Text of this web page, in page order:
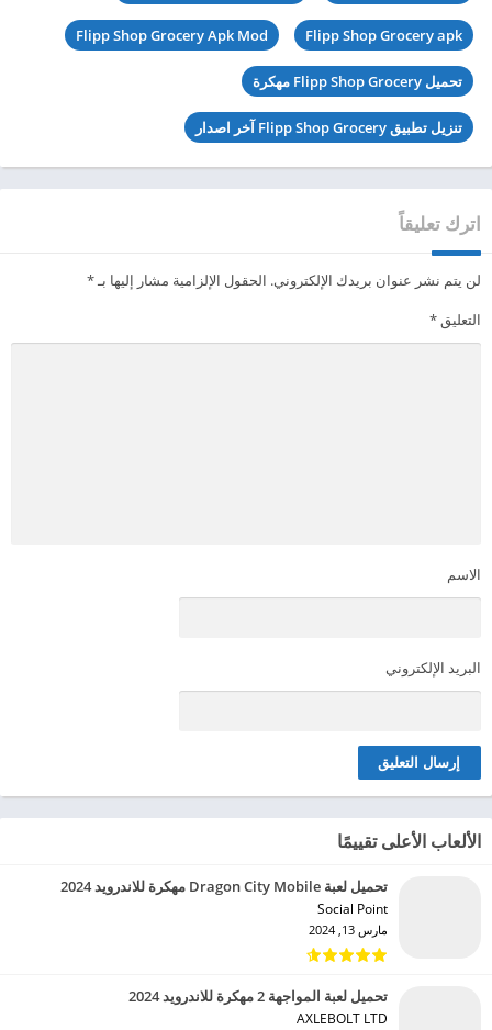
Flipp Shop Grocery apk
Flipp Shop Grocery Apk Mod
تحميل Flipp Shop Grocery مهكرة
تنزيل تطبيق Flipp Shop Grocery آخر اصدار
اترك تعليقاً
لن يتم نشر عنوان بريدك الإلكتروني. الحقول الإلزامية مشار إليها بـ*
التعليق*
الاسم
البريد الإلكتروني
الألعاب الأعلى تقييمًا
تحميل لعبة Dragon City Mobile مهكرة للاندرويد 2024
Social Point‏
مارس 13, 2024
تحميل لعبة المواجهة 2 مهكرة للاندرويد 2024
AXLEBOLT LTD‏